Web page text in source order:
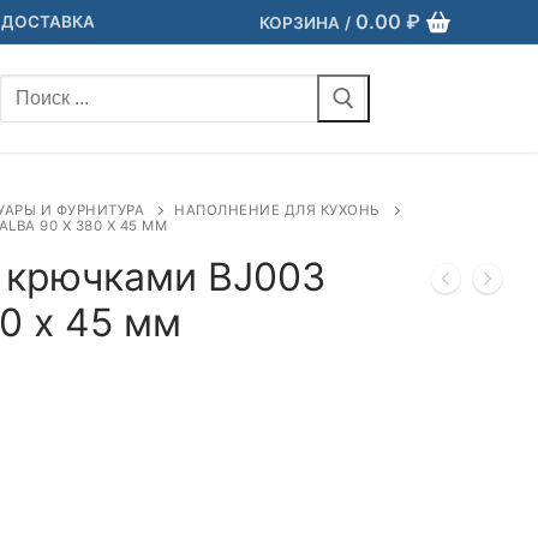
КОРЗИНА / 0.00 ₽
Найти:
И ФУРНИТУРА
НАПОЛНЕНИЕ ДЛЯ КУХОНЬ
90 Х 380 Х 45 ММ
BJ003
х 45 мм